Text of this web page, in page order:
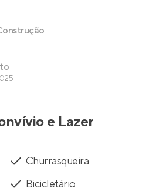
e Lazer
Churrasqueira
Bicicletário